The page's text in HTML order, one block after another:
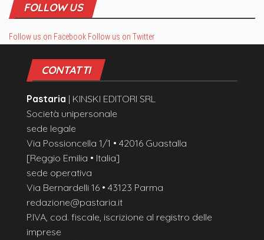
FOLLOW US
Follow us on Facebook Follow us on Twitter
CONTATTI
Pastaria | KINSKI EDITORI SRL
Società unipersonale
sede legale
Via Possioncella 1/1 • 42016 Guastalla
[Reggio Emilia • Italia]
sede operativa
Via Bernardelli 16 • 43123 Parma
redazione@pastaria.it
P.IVA, cod. fiscale, iscrizione al registro delle
imprese